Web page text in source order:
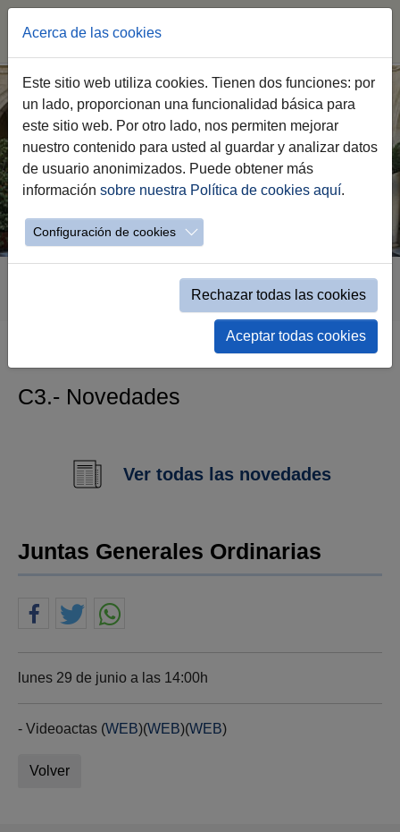
Saltar
al
contenido
principal
Estás
C.- Inform. de Interés
C3.- Novedades
C3.- Novedades
Ver todas las novedades
Juntas Generales Ordinarias
lunes 29 de junio a las 14:00h
- Videoactas (WEB)(WEB)(WEB)
Volver
Acerca de las cookies
Este sitio web utiliza cookies. Tienen dos funciones: por
un lado, proporcionan una funcionalidad básica para
este sitio web. Por otro lado, nos permiten mejorar
nuestro contenido para usted al guardar y analizar datos
de usuario anonimizados. Puede obtener más
información sobre nuestra Política de cookies aquí.
Configuración de cookies
Rechazar todas las cookies
Aceptar todas cookies